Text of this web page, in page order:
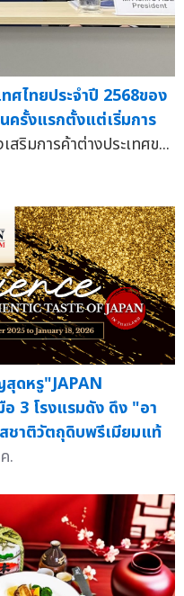
ศไทยประจำปี 2568ของ
ครั้งแรกตั้งแต่เริ่มการ
ริมการค้าต่างประเทศข...
สุดหรู"JAPAN
3 โรงแรมดัง ดึง "อา
ชาติวัตถุดิบพรีเมียมแท้
.